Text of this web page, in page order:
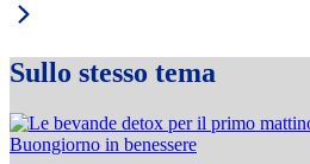
Sullo stesso tema
Buongiorno in benessere